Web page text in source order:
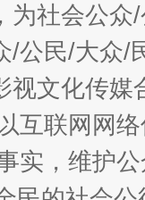
为社会公
/公民/大众/
视文化传
互联网网
实，维护